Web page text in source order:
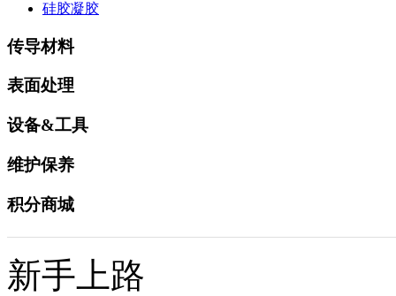
硅胶凝胶
传导材料
表面处理
设备&工具
维护保养
积分商城
新手上路